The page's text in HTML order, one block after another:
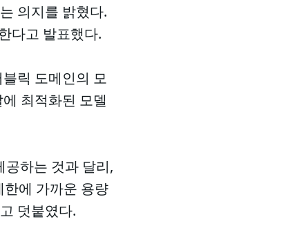
의지를 밝혔다.
다고 발표했다.
릭 도메인의 모
최적화된 모델
하는 것과 달리,
에 가까운 용량
덧붙였다.